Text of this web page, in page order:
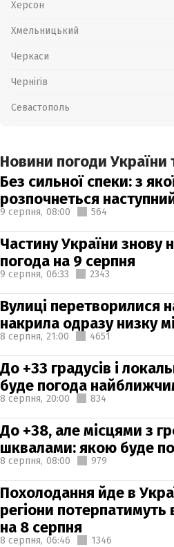
Херсон
Хмельницький
Черкаси
Чернігів
Севастополь
Новини погоди України
Без сильної спеки: з
розпочнеться
9 серпня, 08:00 564
Частину України знову
погода на 9 серпня
9 серпня, 06:33 2343
Вулиці перетворилися
накрила одразу низку
8 серпня, 21:00 4651
До +33 градусів і
буде погода
8 серпня, 20:00 834
До +38, але місцями з
шквалами: якою буде
8 серпня, 08:00 979
Похолодання йде в
регіони потерпатимуть
на 8 серпня
8 серпня, 06:46 1346